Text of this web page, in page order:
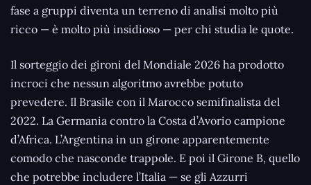
fase a gruppi diventa un terreno di analisi molto più
ricco — è molto più insidioso — per chi studia le quote.
Il sorteggio dei gironi del Mondiale 2026 ha prodotto
incroci che nessun algoritmo avrebbe potuto
prevedere. Il Brasile con il Marocco semifinalista del
2022. La Germania contro la Costa d’Avorio campione
d’Africa. L’Argentina in un girone apparentemente
comodo che nasconde trappole. E poi il Girone B, quello
che potrebbe includere l’Italia — se gli Azzurri